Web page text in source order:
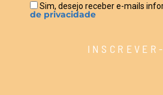
Sim, desejo receber e-mails
de privacidade